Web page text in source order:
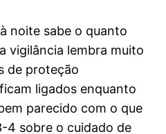
noite sabe o quanto
vigilância lembra muito
de proteção
ligados enquanto
parecido com o que
4 sobre o cuidado de